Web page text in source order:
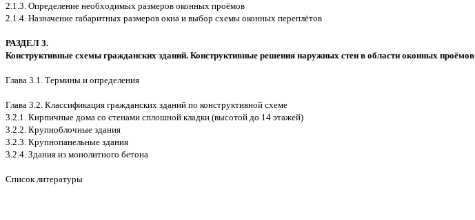
2.1.3. Определение необходимых размеров оконных проёмов
2.1.4. Назначение габаритных размеров окна и выбор схемы оконных переплётов
РАЗДЕЛ 3.
Конструктивные схемы гражданских зданий. Конструктивные решения наружных стен в области оконных проёмов
Глава 3.1. Термины и определения
Глава 3.2. Классификация гражданских зданий по конструктивной схеме
3.2.1. Кирпичные дома со стенами сплошной кладки (высотой до 14 этажей)
3.2.2. Крупноблочные здания
3.2.3. Крупнопанельные здания
3.2.4. Здания из монолитного бетона
Список литературы